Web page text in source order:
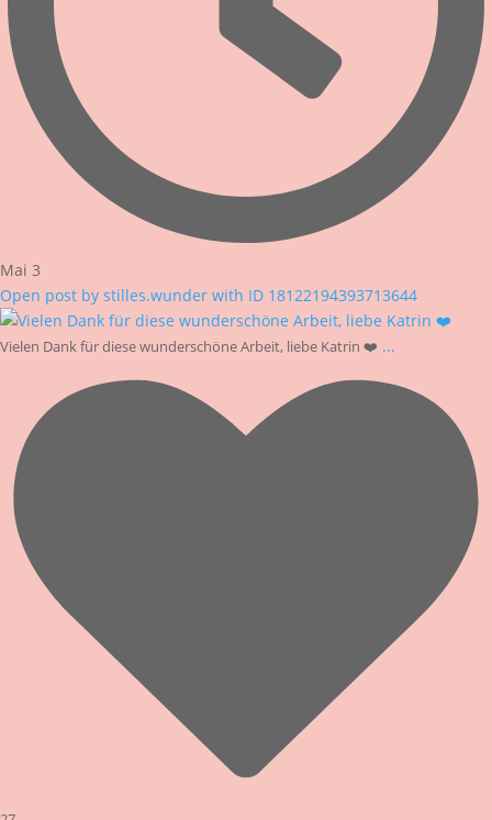
Mai 3
Open post by stilles.wunder with ID 18122194393713644
Vielen Dank für diese wunderschöne Arbeit, liebe Katrin ❤️ ...